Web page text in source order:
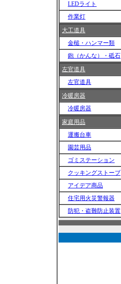
LEDライト
作業灯
大工道具
金槌・ハンマー類
鉋（かんな）・砥石
左官道具
左官道具
冷暖房器
冷暖房器
家庭用品
運搬台車
園芸用品
ゴミステーション
クッキングストーブ
アイデア商品
住宅用火災警報器
防犯・盗難防止装置